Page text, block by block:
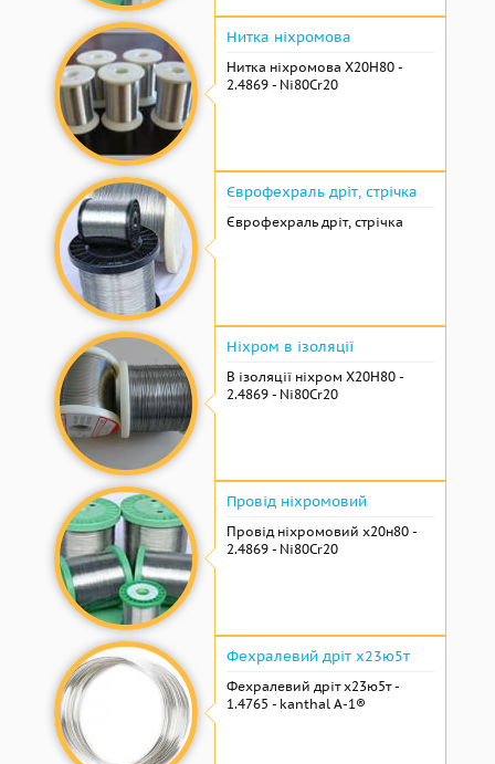
Нитка ніхромова
Нитка ніхромова Х20Н80 -
2.4869 - Ni80Cr20
Єврофехраль дріт, стрічка
Єврофехраль дріт, стрічка
Ніхром в ізоляції
В ізоляції ніхром Х20Н80 -
2.4869 - Ni80Cr20
Провід ніхромовий
Провід ніхромовий х20н80 -
2.4869 - Ni80Cr20
Фехралевий дріт х23ю5т
Фехралевий дріт х23ю5т -
1.4765 - kanthal A-1®